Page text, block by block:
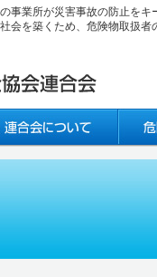
事業所が災害事故の防止を
会を築くため、危険物取扱